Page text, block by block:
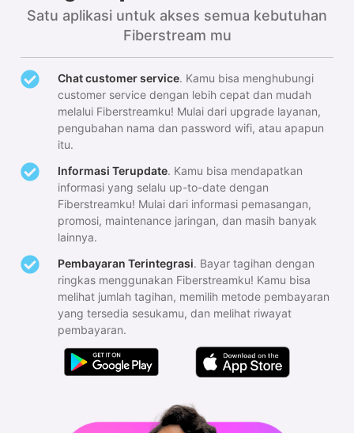
Satu aplikasi untuk akses semua kebutuhan
Fiberstream mu
Chat customer service. Kamu bisa menghubungi
customer service dengan lebih cepat dan mudah
melalui Fiberstreamku! Mulai dari upgrade layanan,
pengubahan nama dan password wifi, atau apapun
itu.
Informasi Terupdate. Kamu bisa mendapatkan
informasi yang selalu up-to-date dengan
Fiberstreamku! Mulai dari informasi pemasangan,
promosi, maintenance jaringan, dan masih banyak
lainnya.
Pembayaran Terintegrasi. Bayar tagihan dengan
ringkas menggunakan Fiberstreamku! Kamu bisa
melihat jumlah tagihan, memilih metode pembayaran
yang tersedia sesukamu, dan melihat riwayat
pembayaran.